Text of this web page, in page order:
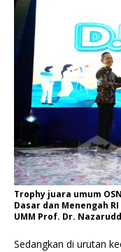
Trophy juara umum
Dasar dan Menengah
UMM Prof. Dr.
Sedangkan di urutan